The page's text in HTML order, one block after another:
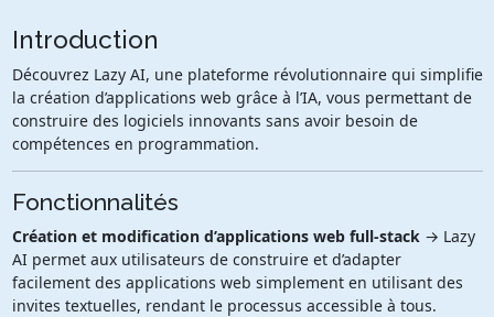
Introduction
Découvrez Lazy AI, une plateforme révolutionnaire qui simplifie
la création d’applications web grâce à l’IA, vous permettant de
construire des logiciels innovants sans avoir besoin de
compétences en programmation.
Fonctionnalités
Création et modification d’applications web full-stack→ Lazy
AI permet aux utilisateurs de construire et d’adapter
facilement des applications web simplement en utilisant des
invites textuelles, rendant le processus accessible à tous.